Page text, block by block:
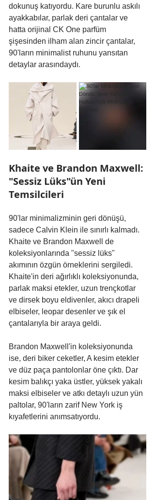
dokunuş katıyordu. Kare burunlu askılı
ayakkabılar, parlak deri çantalar ve
hatta orijinal CK One parfüm
şişesinden ilham alan zincir çantalar,
90'ların minimalist ruhunu yansıtan
detaylar arasındaydı.
Khaite ve Brandon Maxwell:
"Sessiz Lüks"ün Yeni
Temsilcileri
90'lar minimalizminin geri dönüşü,
sadece Calvin Klein ile sınırlı kalmadı.
Khaite ve Brandon Maxwell de
koleksiyonlarında "sessiz lüks"
akımının özgün örneklerini sergiledi.
Khaite'in deri ağırlıklı koleksiyonunda,
parlak maksi etekler, uzun trençkotlar
ve dirsek boyu eldivenler, akıcı drapeli
elbiseler, leopar desenler ve şık el
çantalarıyla bir araya geldi.
Brandon Maxwell'in koleksiyonunda
ise, deri biker ceketler, A kesim etekler
ve düz paça pantolonlar öne çıktı. Dar
kesim balıkçı yaka üstler, yüksek yakalı
maksi elbiseler ve atkı detaylı uzun yün
paltolar, 90'ların zarif New York iş
kıyafetlerini anımsatıyordu.